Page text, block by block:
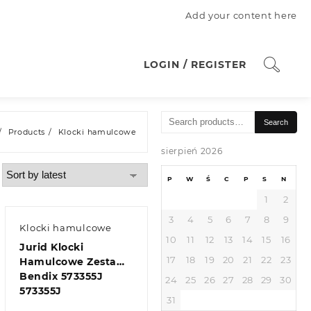
Add your content here
LOGIN / REGISTER
Products Klocki hamulcowe
Klocki hamulcowe
Jurid Klocki
Hamulcowe Zestaw
Bendix 573355J
573355J
Search
Search
sierpień 2026
P W Ś C P S N
1
2
3
4 5 6 7 8
9
10
11 12 13 14 15
16
17
18 19 20 21 22
23
24
25 26 27 28 29
30
31